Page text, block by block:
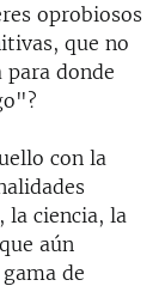
oprobiosos
que no
para donde
con la
la ciencia, la
aún
de